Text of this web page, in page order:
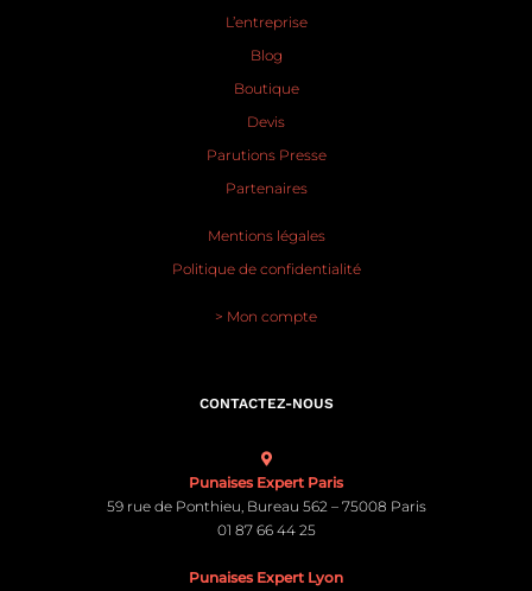
L’entreprise
Blog
Boutique
Devis
Parutions Presse
Partenaires
Mentions légales
Politique de confidentialité
> Mon compte
CONTACTEZ-NOUS
Punaises Expert Paris
59 rue de Ponthieu, Bureau 562 – 75008 Paris
01 87 66 44 25
Punaises Expert Lyon